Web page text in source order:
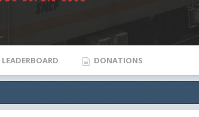
LEADERBOARD DONATIONS